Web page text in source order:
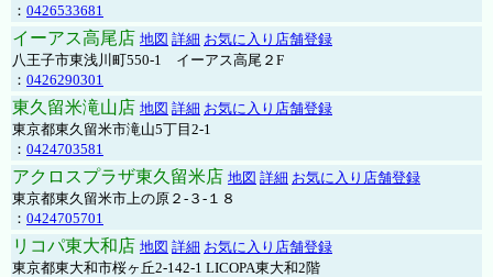
： 0426533681
イーアス高尾店 地図 詳細 お気に入り店舗登録
八王子市東浅川町550-1 イーアス高尾２F
： 0426290301
東久留米滝山店 地図 詳細 お気に入り店舗登録
東京都東久留米市滝山5丁目2-1
： 0424703581
アクロスプラザ東久留米店 地図 詳細 お気に入り店舗登録
東京都東久留米市上の原２-３-１８
： 0424705701
リコパ東大和店 地図 詳細 お気に入り店舗登録
東京都東大和市桜ヶ丘2-142-1 LICOPA東大和2階